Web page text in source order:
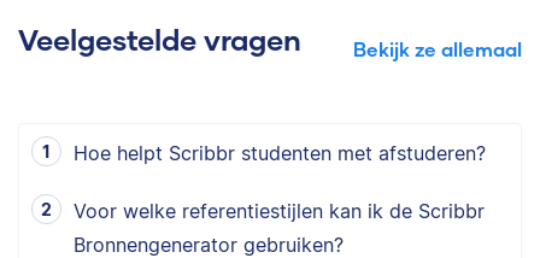
Veelgestelde vragen Bekijk ze allemaal
Hoe helpt Scribbr studenten met afstuderen?
Voor welke referentiestijlen kan ik de Scribbr
Bronnengenerator gebruiken?